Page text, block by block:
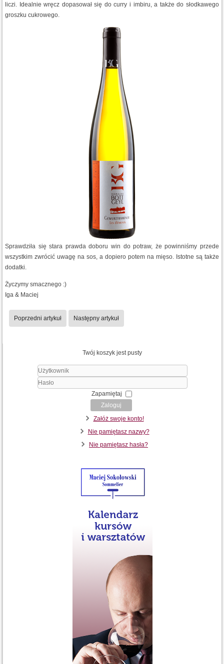
liczi. Idealnie wręcz dopasował się do curry i imbiru, a także do słodkawego
groszku cukrowego.
Sprawdziła się stara prawda doboru win do potraw, że powinniśmy przede
wszystkim zwrócić uwagę na sos, a dopiero potem na mięso. Istotne są także
dodatki.
Życzymy smacznego :)
Iga & Maciej
Poprzedni artykuł Następny artykuł
Twój koszyk jest pusty
Zapamiętaj
Zaloguj
Załóż swoje konto!
Nie pamiętasz nazwy?
Nie pamiętasz hasła?